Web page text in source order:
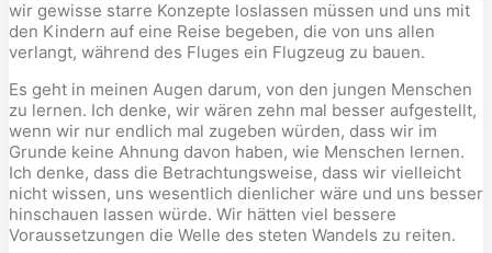
wir gewisse starre Konzepte loslassen müssen und uns mit
den Kindern auf eine Reise begeben, die von uns allen
verlangt, während des Fluges ein Flugzeug zu bauen.
Es geht in meinen Augen darum, von den jungen Menschen
zu lernen. Ich denke, wir wären zehn mal besser aufgestellt,
wenn wir nur endlich mal zugeben würden, dass wir im
Grunde keine Ahnung davon haben, wie Menschen lernen.
Ich denke, dass die Betrachtungsweise, dass wir vielleicht
nicht wissen, uns wesentlich dienlicher wäre und uns besser
hinschauen lassen würde. Wir hätten viel bessere
Voraussetzungen die Welle des steten Wandels zu reiten.